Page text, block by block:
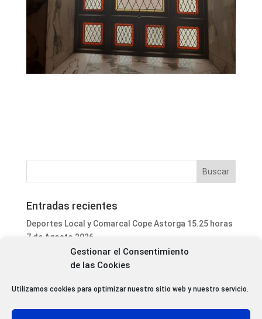
Gestionar el Consentimiento
de las Cookies
Utilizamos cookies para optimizar nuestro sitio web y nuestro servicio.
Entradas recientes
Deportes Local y Comarcal Cope Astorga 15.25 horas
7 de Agosto 2026
Informativo Mediodía Cope Astorga 14.20 horas 7 de
Agosto 2026
San Justo de la Vega acoge este fin de semana un